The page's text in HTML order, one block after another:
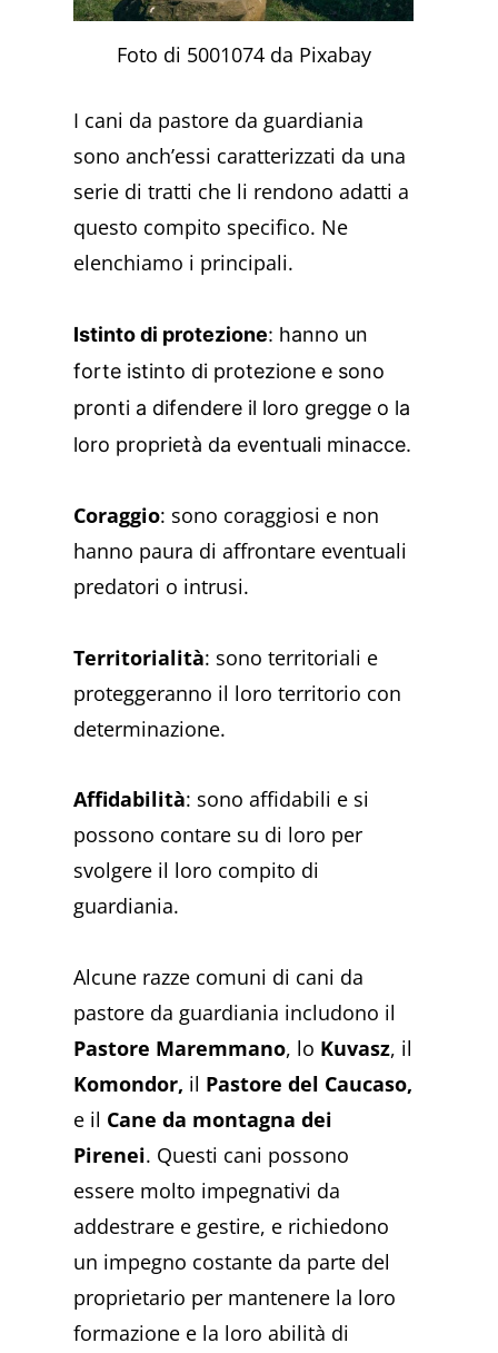
Foto di 5001074 da Pixabay
I cani da pastore da guardiania
sono anch’essi caratterizzati da una
serie di tratti che li rendono adatti a
questo compito specifico. Ne
elenchiamo i principali.
Istinto di protezione: hanno un
forte istinto di protezione e sono
pronti a difendere il loro gregge o la
loro proprietà da eventuali minacce.
Coraggio: sono coraggiosi e non
hanno paura di affrontare eventuali
predatori o intrusi.
Territorialità: sono territoriali e
proteggeranno il loro territorio con
determinazione.
Affidabilità: sono affidabili e si
possono contare su di loro per
svolgere il loro compito di
guardiania.
Alcune razze comuni di cani da
pastore da guardiania includono il
Pastore Maremmano, lo Kuvasz, il
Komondor, il Pastore del Caucaso,
e il Cane da montagna dei
Pirenei. Questi cani possono
essere molto impegnativi da
addestrare e gestire, e richiedono
un impegno costante da parte del
proprietario per mantenere la loro
formazione e la loro abilità di